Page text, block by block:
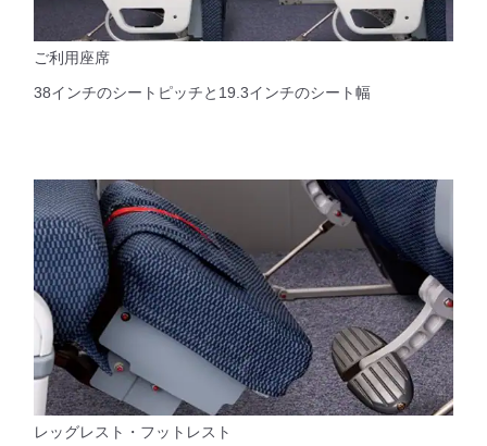
ご利用座席
38インチのシートピッチと19.3インチのシート幅
レッグレスト・フットレスト